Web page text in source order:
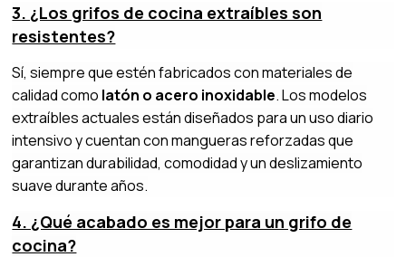
3. ¿Los grifos de cocina extraíbles son
resistentes?
Sí, siempre que estén fabricados con materiales de
calidad como latón o acero inoxidable. Los modelos
extraíbles actuales están diseñados para un uso diario
intensivo y cuentan con mangueras reforzadas que
garantizan durabilidad, comodidad y un deslizamiento
suave durante años.
4. ¿Qué acabado es mejor para un grifo de
cocina?